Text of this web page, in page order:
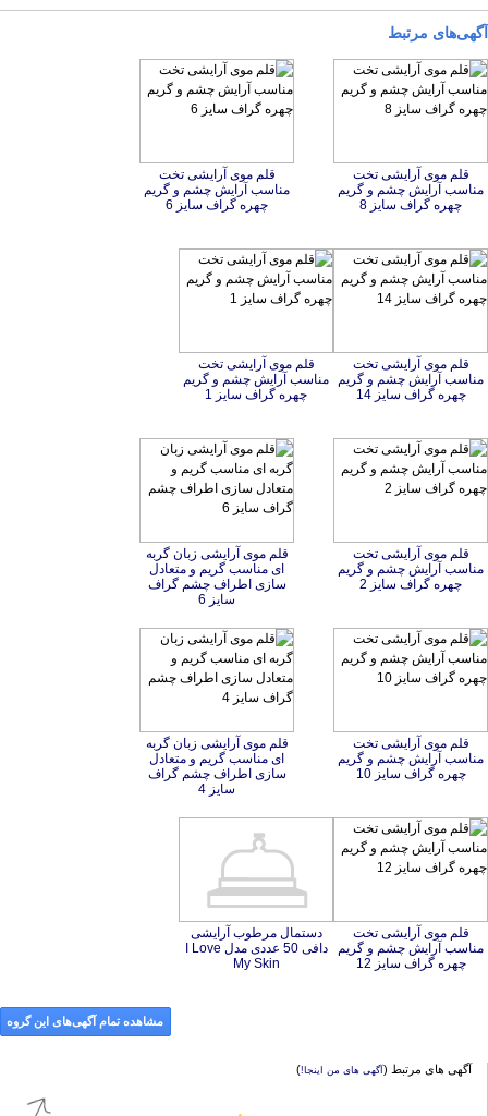
آگهی‌های مرتبط
قلم موی آرایشی تخت
مناسب آرایش چشم و گریم
چهره گراف سایز 8
قلم موی آرایشی تخت
مناسب آرایش چشم و گریم
چهره گراف سایز 6
قلم موی آرایشی تخت
مناسب آرایش چشم و گریم
چهره گراف سایز 14
قلم موی آرایشی تخت
مناسب آرایش چشم و گریم
چهره گراف سایز 1
قلم موی آرایشی تخت
مناسب آرایش چشم و گریم
چهره گراف سایز 2
قلم موی آرایشی زبان گربه
ای مناسب گریم و متعادل
سازی اطراف چشم گراف
سایز 6
قلم موی آرایشی تخت
مناسب آرایش چشم و گریم
چهره گراف سایز 10
قلم موی آرایشی زبان گربه
ای مناسب گریم و متعادل
سازی اطراف چشم گراف
سایز 4
قلم موی آرایشی تخت
مناسب آرایش چشم و گریم
چهره گراف سایز 12
دستمال مرطوب آرایشی
دافی 50 عددی مدل I Love
My Skin
مشاهده تمام آگهی‌های این گروه
آگهی های مرتبط (آگهی های من اینجا!)